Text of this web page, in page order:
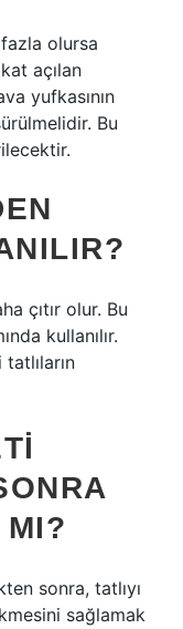
olursa
açılan
yufkasının
Bu
çıtır olur. Bu
kullanılır.
MI?
sonra, tatlıyı
sağlamak